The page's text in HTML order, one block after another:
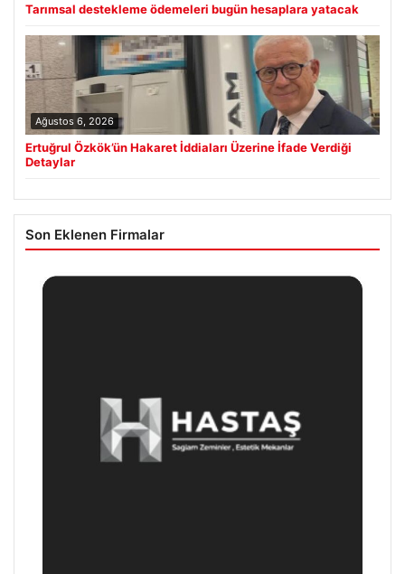
Tarımsal destekleme ödemeleri bugün hesaplara yatacak
Ağustos 6, 2026
Ertuğrul Özkök’ün Hakaret İddiaları Üzerine İfade Verdiği
Detaylar
Son Eklenen Firmalar